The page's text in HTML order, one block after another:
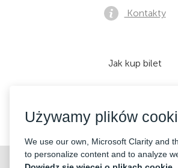
©2026 «Mticket Sp. z o.o.» Wszelkie
Kontakty
Jak kup bilet
Akceptujemy:
Używamy plików
We use our own, Microsoft Clarity and
to personalize content and to analyze